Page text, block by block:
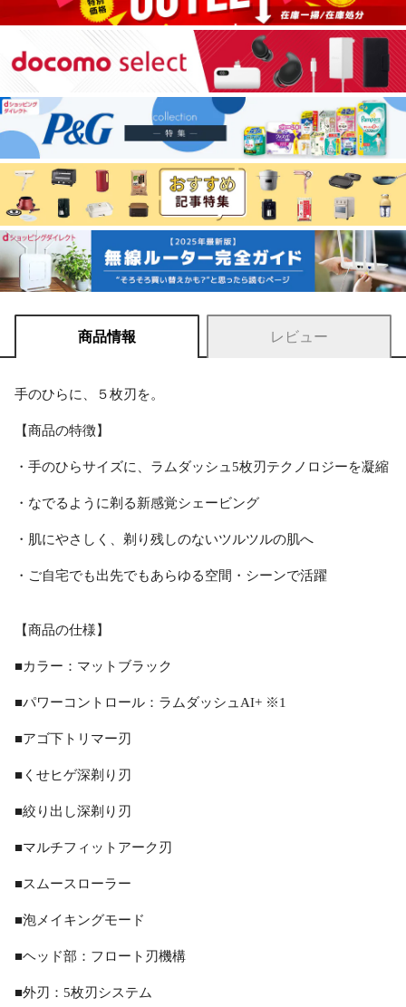
商品情報 レビュー
手のひらに、５枚刃を。
【商品の特徴】
・手のひらサイズに、ラムダッシュ5枚刃テクノロジーを凝縮
・なでるように剃る新感覚シェービング
・肌にやさしく、剃り残しのないツルツルの肌へ
・ご自宅でも出先でもあらゆる空間・シーンで活躍
【商品の仕様】
■カラー：マットブラック
■パワーコントロール：ラムダッシュAI+ ※1
■アゴ下トリマー刃
■くせヒゲ深剃り刃
■絞り出し深剃り刃
■マルチフィットアーク刃
■スムースローラー
■泡メイキングモード
■ヘッド部：フロート刃機構
■外刃：5枚刃システム